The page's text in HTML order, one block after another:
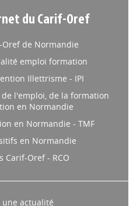
du Carif-Oref
Oref de Normandie
emploi formation
Illettrisme - IPI
l'emploi, de la formation
en Normandie
en Normandie - TMF
en Normandie
Carif-Oref - RCO
une actualité